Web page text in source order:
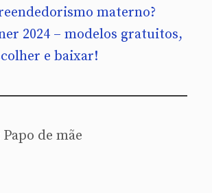
materno?
2024 – modelos gratuitos,
e baixar!
Papo de mãe